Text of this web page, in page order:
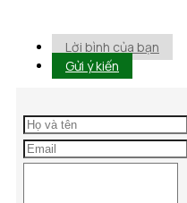
Lời bình của bạn
Gửi ý kiến